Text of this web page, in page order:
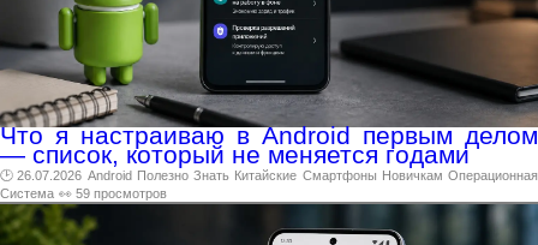
Что я настраиваю в Android первым делом
— список, который не меняется годами
🕑 26.07.2026 Android Полезно Знать Китайские Смартфоны Новичкам Операционная
Система 👀 59 просмотров